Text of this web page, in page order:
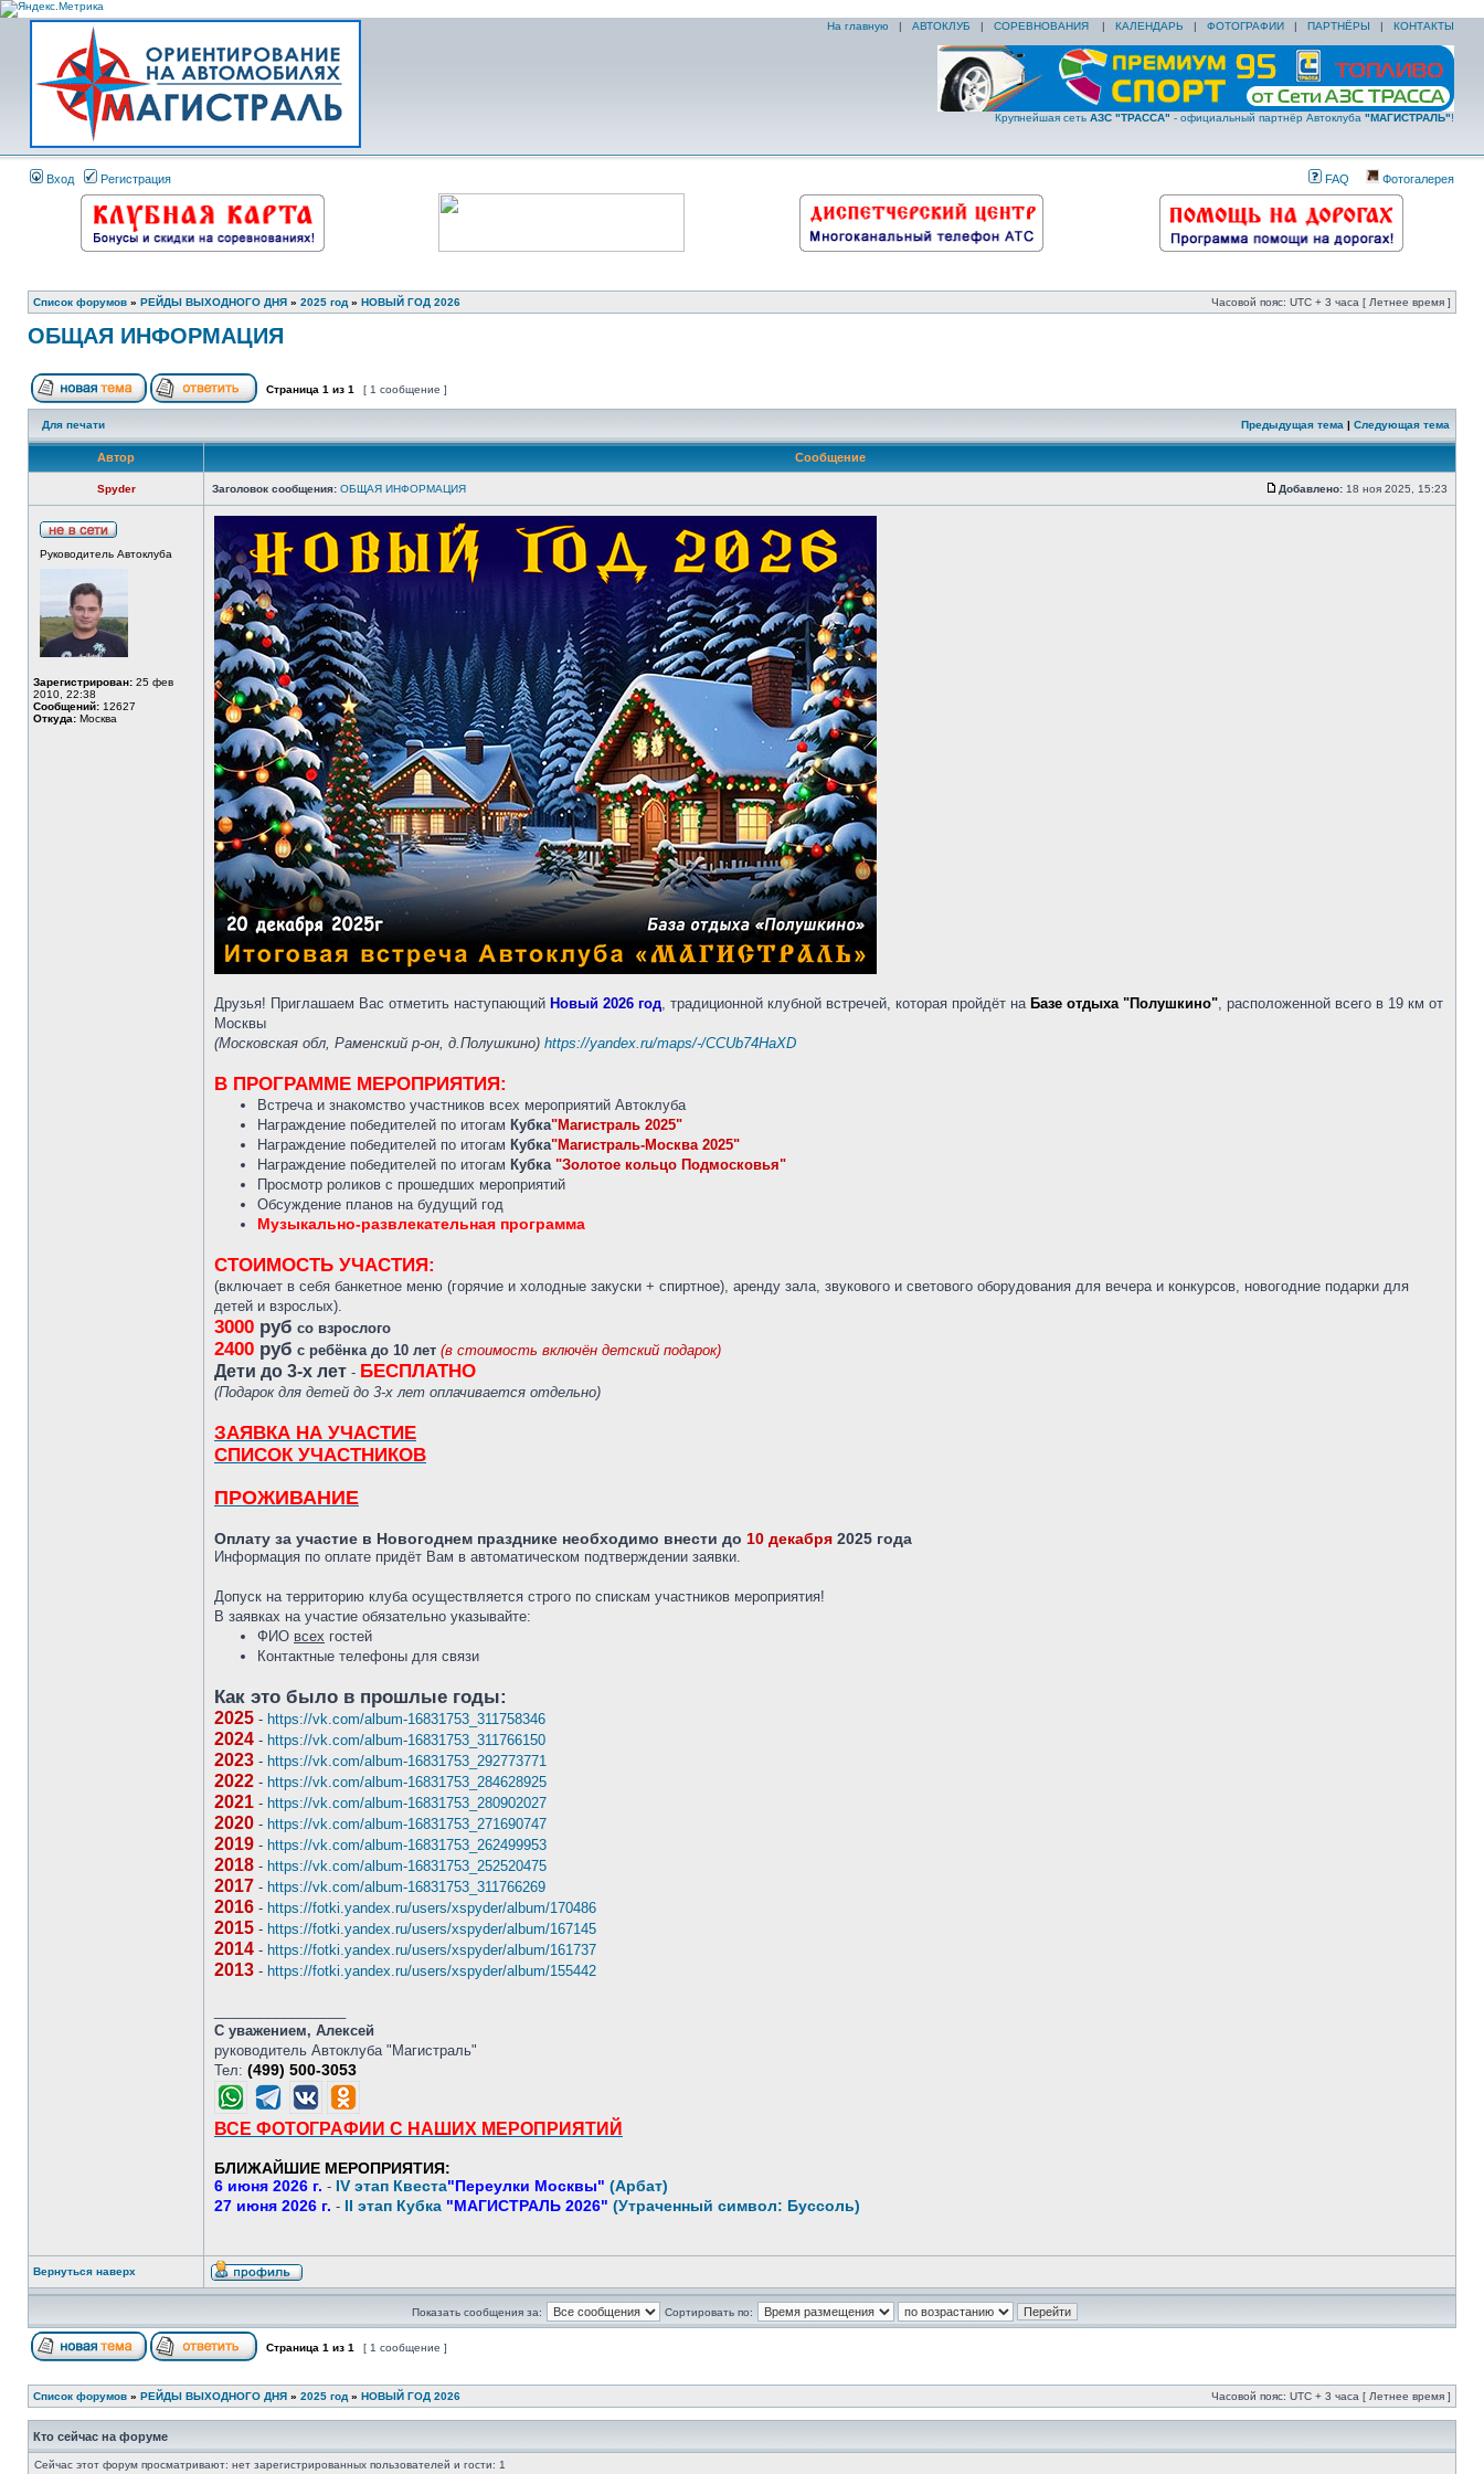
На главную | АВТОКЛУБ | СОРЕВНОВАНИЯ | КАЛЕНДАРЬ | ФОТОГРАФИИ | ПАРТНЁРЫ | КОНТАКТЫ
Крупнейшая сеть АЗС "ТРАССА" - официальный партнёр Автоклуба "МАГИСТРАЛЬ"!
Вход Регистрация FAQ Фотогалерея
Список форумов » РЕЙДЫ ВЫХОДНОГО ДНЯ » 2025 год » НОВЫЙ ГОД 2026 Часовой пояс: UTC + 3 часа [ Летнее время ]
ОБЩАЯ ИНФОРМАЦИЯ
Страница 1 из 1 [ 1 сообщение ]
Для печати Предыдущая тема | Следующая тема
Автор Сообщение
Spyder Заголовок сообщения: ОБЩАЯ ИНФОРМАЦИЯ Добавлено: 18 ноя 2025, 15:23
Руководитель Автоклуба
Зарегистрирован: 25 фев
2010, 22:38
Сообщений: 12627
Откуда: Москва
Друзья! Приглашаем Вас отметить наступающий Новый 2026 год, традиционной клубной встречей, которая пройдёт на Базе отдыха "Полушкино", расположенной всего в 19 км от
Москвы
(Московская обл, Раменский р-он, д.Полушкино) https://yandex.ru/maps/-/CCUb74HaXD
В ПРОГРАММЕ МЕРОПРИЯТИЯ:
Встреча и знакомство участников всех мероприятий Автоклуба
Награждение победителей по итогам Кубка"Магистраль 2025"
Награждение победителей по итогам Кубка"Магистраль-Москва 2025"
Награждение победителей по итогам Кубка "Золотое кольцо Подмосковья"
Просмотр роликов с прошедших мероприятий
Обсуждение планов на будущий год
Музыкально-развлекательная программа
СТОИМОСТЬ УЧАСТИЯ:
(включает в себя банкетное меню (горячие и холодные закуски + спиртное), аренду зала, звукового и светового оборудования для вечера и конкурсов, новогодние подарки для
детей и взрослых).
3000 руб со взрослого
2400 руб с ребёнка до 10 лет (в стоимость включён детский подарок)
Дети до 3-х лет - БЕСПЛАТНО
(Подарок для детей до 3-х лет оплачивается отдельно)
ЗАЯВКА НА УЧАСТИЕ
СПИСОК УЧАСТНИКОВ
ПРОЖИВАНИЕ
Оплату за участие в Новогоднем празднике необходимо внести до 10 декабря 2025 года
Информация по оплате придёт Вам в автоматическом подтверждении заявки.
Допуск на территорию клуба осуществляется строго по спискам участников мероприятия!
В заявках на участие обязательно указывайте:
ФИО всех гостей
Контактные телефоны для связи
Как это было в прошлые годы:
2025 - https://vk.com/album-16831753_311758346
2024 - https://vk.com/album-16831753_311766150
2023 - https://vk.com/album-16831753_292773771
2022 - https://vk.com/album-16831753_284628925
2021 - https://vk.com/album-16831753_280902027
2020 - https://vk.com/album-16831753_271690747
2019 - https://vk.com/album-16831753_262499953
2018 - https://vk.com/album-16831753_252520475
2017 - https://vk.com/album-16831753_311766269
2016 - https://fotki.yandex.ru/users/xspyder/album/170486
2015 - https://fotki.yandex.ru/users/xspyder/album/167145
2014 - https://fotki.yandex.ru/users/xspyder/album/161737
2013 - https://fotki.yandex.ru/users/xspyder/album/155442
С уважением, Алексей
руководитель Автоклуба "Магистраль"
Тел: (499) 500-3053
ВСЕ ФОТОГРАФИИ С НАШИХ МЕРОПРИЯТИЙ
БЛИЖАЙШИЕ МЕРОПРИЯТИЯ:
6 июня 2026 г. - IV этап Квеста"Переулки Москвы" (Арбат)
27 июня 2026 г. - II этап Кубка "МАГИСТРАЛЬ 2026" (Утраченный символ: Буссоль)
Вернуться наверх
Показать сообщения за: Сортировать по:
Страница 1 из 1 [ 1 сообщение ]
Список форумов » РЕЙДЫ ВЫХОДНОГО ДНЯ » 2025 год » НОВЫЙ ГОД 2026 Часовой пояс: UTC + 3 часа [ Летнее время ]
Кто сейчас на форуме
Сейчас этот форум просматривают: нет зарегистрированных пользователей и гости: 1